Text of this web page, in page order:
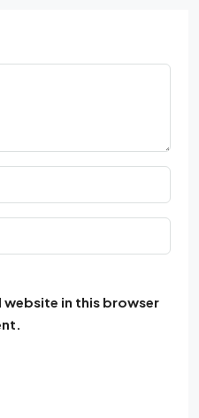
website in this browser